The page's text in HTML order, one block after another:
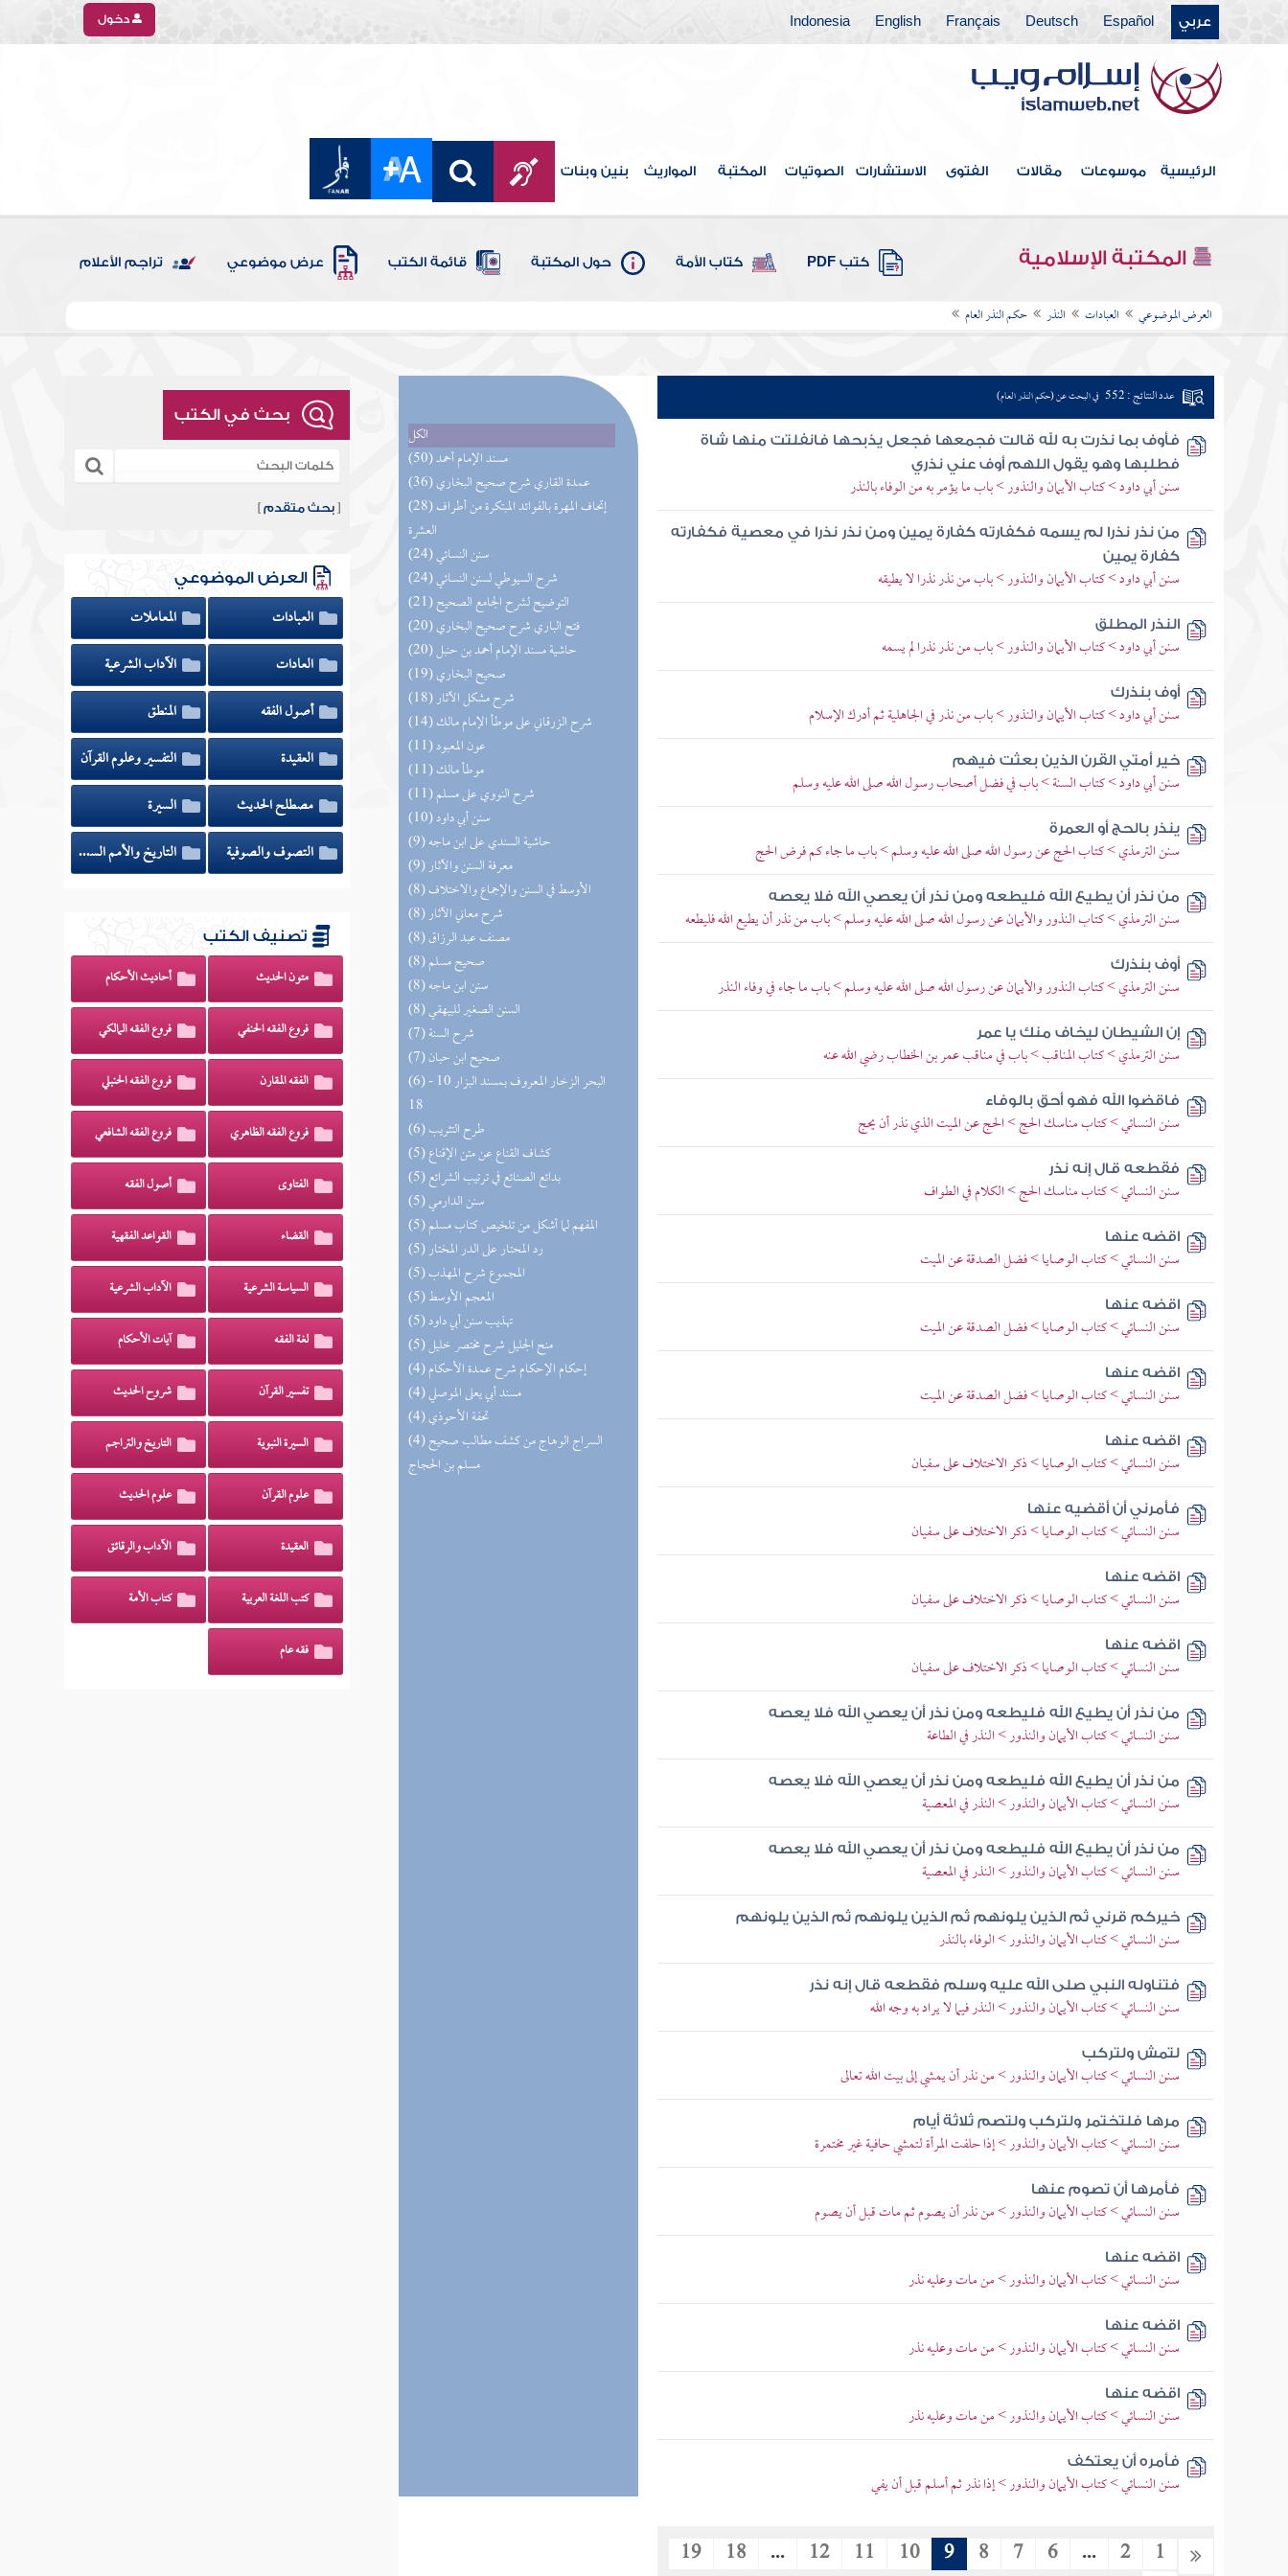
عربي Español
Deutsch
Français
English
Indonesia دخول
الرئيسية موسوعات مقالات الفتوى الاستشارات الصوتيات المكتبة المواريث بنين وبنات
المكتبة الإسلامية كتب PDF كتاب الأمة حول المكتبة قائمة الكتب عرض موضوعي تراجم الأعلام
العرض الموضوعي العبادات النذر حكم النذر العام
الكل
(50) مسند الإمام أحمد
(36) عمدة القاري شرح صحيح البخاري
(28) إتحاف المهرة بالفوائد المبتكرة من أطراف
العشرة
(24) سنن النسائي
(24) شرح السيوطي لسنن النسائي
(21) التوضيح لشرح الجامع الصحيح
(20) فتح الباري شرح صحيح البخاري
(20) حاشية مسند الإمام أحمد بن حنبل
(19) صحيح البخاري
(18) شرح مشكل الآثار
(14) شرح الزرقاني على موطأ الإمام مالك
(11) عون المعبود
(11) موطأ مالك
(11) شرح النووي على مسلم
(10) سنن أبي داود
(9) حاشية السندي على ابن ماجه
(9) معرفة السنن والآثار
(8) الأوسط في السنن والإجماع والاختلاف
(8) شرح معاني الآثار
(8) مصنف عبد الرزاق
(8) صحيح مسلم
(8) سنن ابن ماجه
(8) السنن الصغير للبيهقي
(7) شرح السنة
(7) صحيح ابن حبان
(6) البحر الزخار المعروف بمسند البزار 10 -
18
(6) طرح التثريب
(5) كشاف القناع عن متن الإقناع
(5) بدائع الصنائع في ترتيب الشرائع
(5) سنن الدارمي
(5) المفهم لما أشكل من تلخيص كتاب مسلم
(5) رد المحتار على الدر المختار
(5) المجموع شرح المهذب
(5) المعجم الأوسط
(5) تهذيب سنن أبي داود
(5) منح الجليل شرح مختصر خليل
(4) إحكام الإحكام شرح عمدة الأحكام
(4) مسند أبي يعلى الموصلي
(4) تحفة الأحوذي
(4) السراج الوهاج من كشف مطالب صحيح
مسلم بن الحجاج
عدد النتائج : 552 في البحث عن (حكم النذر العام)
فأوف بما نذرت به لله قالت فجمعها فجعل يذبحها فانفلتت منها شاة
فطلبها وهو يقول اللهم أوف عني نذري
سنن أبي داود > كتاب الأيمان والنذور > باب ما يؤمر به من الوفاء بالنذر
من نذر نذرا لم يسمه فكفارته كفارة يمين ومن نذر نذرا في معصية فكفارته
كفارة يمين
سنن أبي داود > كتاب الأيمان والنذور > باب من نذر نذرا لا يطيقه
النذر المطلق
سنن أبي داود > كتاب الأيمان والنذور > باب من نذر نذرا لم يسمه
أوف بنذرك
سنن أبي داود > كتاب الأيمان والنذور > باب من نذر في الجاهلية ثم أدرك الإسلام
خير أمتي القرن الذين بعثت فيهم
سنن أبي داود > كتاب السنة > باب في فضل أصحاب رسول الله صلى الله عليه وسلم
ينذر بالحج أو العمرة
سنن الترمذي > كتاب الحج عن رسول الله صلى الله عليه وسلم > باب ما جاء كم فرض الحج
من نذر أن يطيع الله فليطعه ومن نذر أن يعصي الله فلا يعصه
سنن الترمذي > كتاب النذور والأيمان عن رسول الله صلى الله عليه وسلم > باب من نذر أن يطيع الله فليطعه
أوف بنذرك
سنن الترمذي > كتاب النذور والأيمان عن رسول الله صلى الله عليه وسلم > باب ما جاء في وفاء النذر
إن الشيطان ليخاف منك يا عمر
سنن الترمذي > كتاب المناقب > باب في مناقب عمر بن الخطاب رضي الله عنه
فاقضوا الله فهو أحق بالوفاء
سنن النسائي > كتاب مناسك الحج > الحج عن الميت الذي نذر أن يحج
فقطعه قال إنه نذر
سنن النسائي > كتاب مناسك الحج > الكلام في الطواف
اقضه عنها
سنن النسائي > كتاب الوصايا > فضل الصدقة عن الميت
اقضه عنها
سنن النسائي > كتاب الوصايا > فضل الصدقة عن الميت
اقضه عنها
سنن النسائي > كتاب الوصايا > فضل الصدقة عن الميت
اقضه عنها
سنن النسائي > كتاب الوصايا > ذكر الاختلاف على سفيان
فأمرني أن أقضيه عنها
سنن النسائي > كتاب الوصايا > ذكر الاختلاف على سفيان
اقضه عنها
سنن النسائي > كتاب الوصايا > ذكر الاختلاف على سفيان
اقضه عنها
سنن النسائي > كتاب الوصايا > ذكر الاختلاف على سفيان
من نذر أن يطيع الله فليطعه ومن نذر أن يعصي الله فلا يعصه
سنن النسائي > كتاب الأيمان والنذور > النذر في الطاعة
من نذر أن يطيع الله فليطعه ومن نذر أن يعصي الله فلا يعصه
سنن النسائي > كتاب الأيمان والنذور > النذر في المعصية
من نذر أن يطيع الله فليطعه ومن نذر أن يعصي الله فلا يعصه
سنن النسائي > كتاب الأيمان والنذور > النذر في المعصية
خيركم قرني ثم الذين يلونهم ثم الذين يلونهم ثم الذين يلونهم
سنن النسائي > كتاب الأيمان والنذور > الوفاء بالنذر
فتناوله النبي صلى الله عليه وسلم فقطعه قال إنه نذر
سنن النسائي > كتاب الأيمان والنذور > النذر فيما لا يراد به وجه الله
لتمش ولتركب
سنن النسائي > كتاب الأيمان والنذور > من نذر أن يمشي إلى بيت الله تعالى
مرها فلتختمر ولتركب ولتصم ثلاثة أيام
سنن النسائي > كتاب الأيمان والنذور > إذا حلفت المرأة لتمشي حافية غير مختمرة
فأمرها أن تصوم عنها
سنن النسائي > كتاب الأيمان والنذور > من نذر أن يصوم ثم مات قبل أن يصوم
اقضه عنها
سنن النسائي > كتاب الأيمان والنذور > من مات وعليه نذر
اقضه عنها
سنن النسائي > كتاب الأيمان والنذور > من مات وعليه نذر
اقضه عنها
سنن النسائي > كتاب الأيمان والنذور > من مات وعليه نذر
فأمره أن يعتكف
سنن النسائي > كتاب الأيمان والنذور > إذا نذر ثم أسلم قبل أن يفي
1
2
...
6
7
8
9
10
11
12
...
18
19
بحث في الكتب
[بحث متقدم ]
العرض الموضوعي
العبادات
المعاملات
العادات
الآداب الشرعية
أصول الفقه
المنطق
العقيدة
التفسير وعلوم القرآن
مصطلح الحديث
السيرة
التصوف والصوفية
التاريخ والأمم السابقة
تصنيف الكتب
متون الحديث أحاديث الأحكام
فروع الفقه الحنفي فروع الفقه المالكي
الفقه المقارن فروع الفقه الحنبلي
فروع الفقه الظاهري فروع الفقه الشافعي
الفتاوى أصول الفقه
القضاء القواعد الفقهية
السياسة الشرعية الآداب الشرعية
لغة الفقه آيات الأحكام
تفسير القرآن شروح الحديث
السيرة النبوية التاريخ والتراجم
علوم القرآن علوم الحديث
العقيدة الآداب والرقائق
كتب اللغة العربية كتاب الأمة
فقه عام